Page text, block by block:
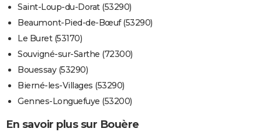
Saint-Loup-du-Dorat (53290)
Beaumont-Pied-de-Bœuf (53290)
Le Buret (53170)
Souvigné-sur-Sarthe (72300)
Bouessay (53290)
Bierné-les-Villages (53290)
Gennes-Longuefuye (53200)
En savoir plus sur Bouère